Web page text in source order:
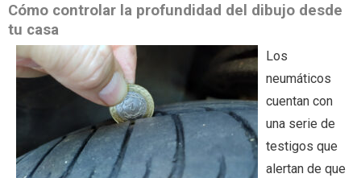
Cómo controlar la profundidad del dibujo desde
tu casa
Los
neumáticos
cuentan con
una serie de
testigos que
alertan de que